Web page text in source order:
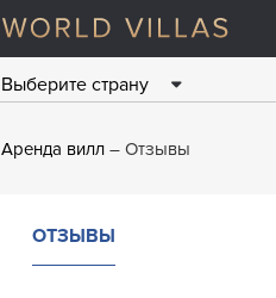
Выберите страну
Аренда вилл Отзывы
ОТЗЫВЫ